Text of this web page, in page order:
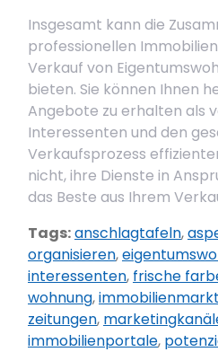
Insgesamt kann die
professionellen
Verkauf von
bieten. Sie können Ihnen
Angebote zu erhalten als
Interessenten und den
Verkaufsprozess
nicht, ihre Dienste in
das Beste aus Ihrem
Tags:anschlagtafeln,
organisieren,
interessenten, frische
wohnung,immobilienmarkt
zeitungen,
immobilienportale,